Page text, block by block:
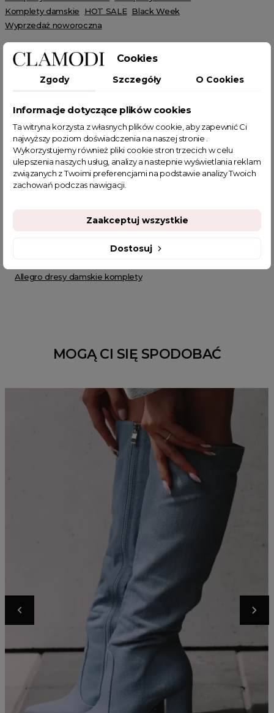
Komplety damskie
HOT SALE Black Week
Wyprzedaż noworoczna
POWIĄZANE TAGI
komplet sportowy
Komplet dresowy
komplet dresowy damski
dres damskie
dresy damskie
komplet sportowy damski
dres
dres damski
jesienne stylizacje
dresy damski komplet
sklep z odzieżą damską
komplet dresowy damski beżowy
najmodniejsze komplety damskie
Allegro dresy damskie komplety
MOGĄ CI SIĘ SPODOBAĆ
Cookies
Zgody Szczegóły O Cookies
Informacje dotyczące plików cookies
Ta witryna korzysta z własnych plików cookie, aby zapewnić Ci
najwyższy poziom doświadczenia na naszej stronie .
Wykorzystujemy również pliki cookie stron trzecich w celu
ulepszenia naszych usług, analizy a nastepnie wyświetlania reklam
związanych z Twoimi preferencjami na podstawie analizy Twoich
zachowań podczas nawigacji.
Dostosuj
Zaakceptuj wszystkie